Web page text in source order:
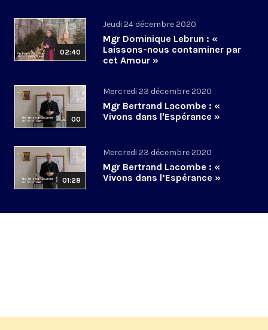
02:40
Jeudi 24 décembre 2020
Mgr Dominique Lebrun : «
Laissons-nous contaminer par
cet Amour »
00
Mercredi 23 décembre 2020
Mgr Bertrand Lacombe : «
Vivons dans l'Espérance »
01:28
Mercredi 23 décembre 2020
Mgr Bertrand Lacombe : «
Vivons dans l’Espérance »